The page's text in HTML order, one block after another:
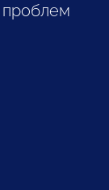
проблем